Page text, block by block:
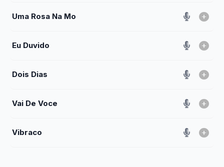
Uma Rosa Na Mo
Eu Duvido
Dois Dias
Vai De Voce
Vibraco